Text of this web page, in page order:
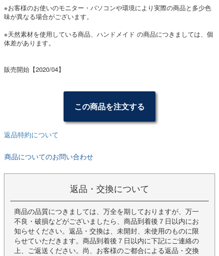
※お客様のお使いのモニター・パソコンや環境により実際の商品と多少色
味が異なる場合がございます。
※天然素材を使用している商品、ハンドメイド の商品につきましては、個
体差があります。
販売開始【2020/04】
この商品を注文する
返品特約について
商品についてのお問い合わせ
返品・交換について
商品の品質につきましては、万全を期しておりますが、万一
不良・破損などがございましたら、商品到着後７日以内にお
知らせください。返品・交換は、未開封、未使用のものに限
らせていただきます。商品到着後７日以内に下記にご連絡の
上、ご返送ください。尚、お客様のご都合による返品・交換